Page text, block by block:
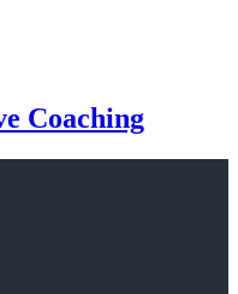
Coaching